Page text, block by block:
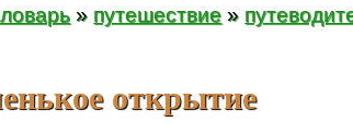
» путешествие »
открытие